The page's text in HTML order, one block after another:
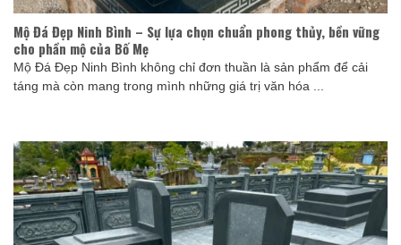
Mộ Đá Đẹp Ninh Bình – Sự lựa chọn chuẩn phong thủy, bền vững
cho phần mộ của Bố Mẹ
Mộ Đá Đẹp Ninh Bình không chỉ đơn thuần là sản phẩm để cải
táng mà còn mang trong mình những giá trị văn hóa ...